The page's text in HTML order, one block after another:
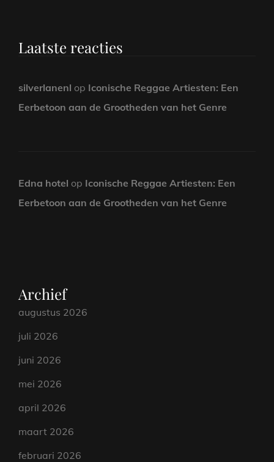
Laatste reacties
silverlanenl op Iconische Reggae Artiesten: Een
Eerbetoon aan de Grootheden van het Genre
Edna hotel op Iconische Reggae Artiesten: Een
Eerbetoon aan de Grootheden van het Genre
Archief
augustus 2026
juli 2026
juni 2026
mei 2026
april 2026
maart 2026
februari 2026